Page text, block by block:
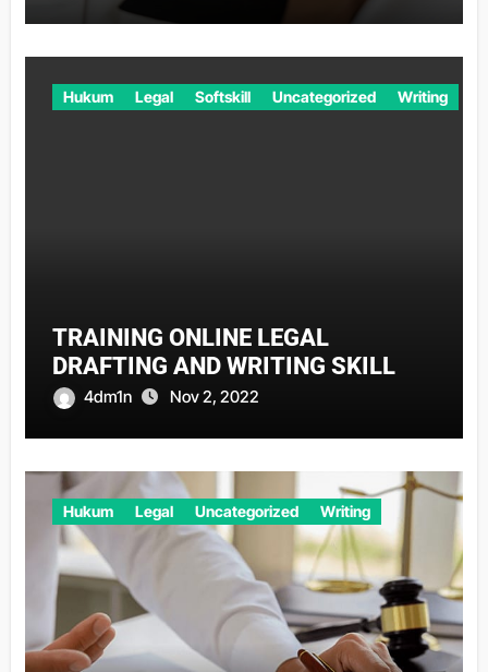
Hukum Legal Softskill Uncategorized Writing
TRAINING ONLINE LEGAL
DRAFTING AND WRITING SKILL
4dm1n Nov 2, 2022
Hukum Legal Uncategorized Writing